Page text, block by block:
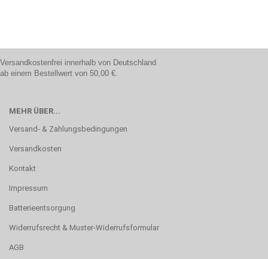
Versandkostenfrei innerhalb von Deutschland
ab einem Bestellwert von 50,00 €.
MEHR ÜBER...
Versand- & Zahlungsbedingungen
Versandkosten
Kontakt
Impressum
Batterieentsorgung
Widerrufsrecht & Muster-Widerrufsformular
AGB